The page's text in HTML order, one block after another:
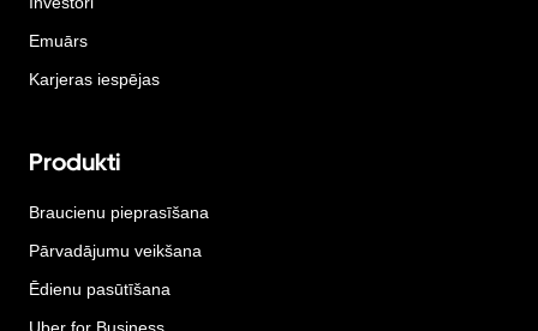
Emuārs
Karjeras iespējas
Produkti
Braucienu pieprasīšana
Pārvadājumu veikšana
Ēdienu pasūtīšana
Uber for Business